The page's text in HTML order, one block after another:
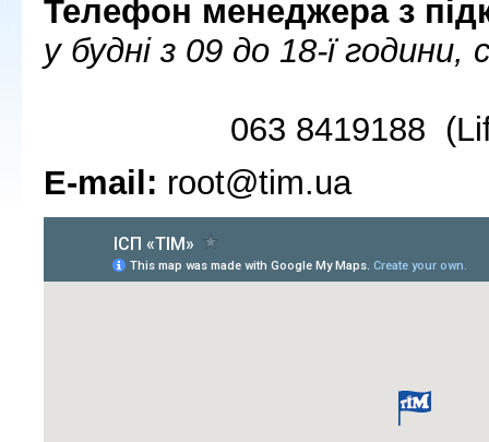
Телефон менеджера з
у будні з 09 до 18-ї години,
063 8419188
E-mail: root@tim.ua